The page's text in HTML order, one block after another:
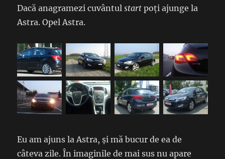
Dacă anagramezi cuvântulstart poți ajunge la
Astra. Opel Astra.
Eu am ajuns la Astra, și mă bucur de ea de
câteva zile. În imaginile de mai sus nu apare